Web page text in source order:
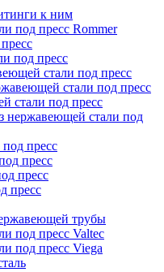
к ним
под пресс Rommer
под пресс
стали под пресс
стали под пресс
стали под пресс
нержавеющей стали под
пресс
пресс
пресс
пресс
трубы
под пресс Valtec
под пресс Viega